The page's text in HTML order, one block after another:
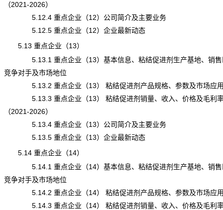
（2021-2026）
5.12.4 重点企业（12）公司简介及主要业务
5.12.5 重点企业（12）企业最新动态
5.13 重点企业（13）
5.13.1 重点企业（13）基本信息、粘结促进剂生产基地、销售
竞争对手及市场地位
5.13.2 重点企业（13） 粘结促进剂产品规格、参数及市场应
5.13.3 重点企业（13） 粘结促进剂销量、收入、价格及毛利
（2021-2026）
5.13.4 重点企业（13）公司简介及主要业务
5.13.5 重点企业（13）企业最新动态
5.14 重点企业（14）
5.14.1 重点企业（14）基本信息、粘结促进剂生产基地、销售
竞争对手及市场地位
5.14.2 重点企业（14） 粘结促进剂产品规格、参数及市场应
5.14.3 重点企业（14） 粘结促进剂销量、收入、价格及毛利